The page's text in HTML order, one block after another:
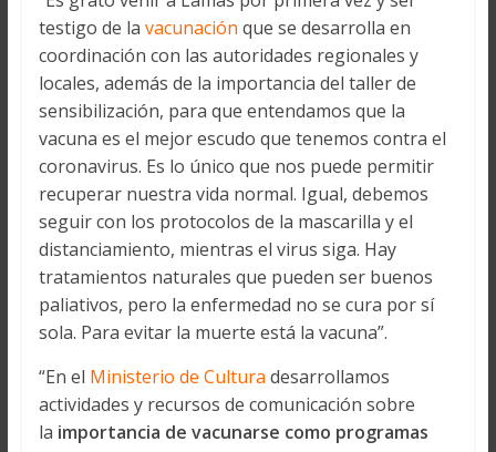
testigo de la vacunación que se desarrolla en
coordinación con las autoridades regionales y
locales, además de la importancia del taller de
sensibilización, para que entendamos que la
vacuna es el mejor escudo que tenemos contra el
coronavirus. Es lo único que nos puede permitir
recuperar nuestra vida normal. Igual, debemos
seguir con los protocolos de la mascarilla y el
distanciamiento, mientras el virus siga. Hay
tratamientos naturales que pueden ser buenos
paliativos, pero la enfermedad no se cura por sí
sola. Para evitar la muerte está la vacuna”.
“En el Ministerio de Cultura desarrollamos
actividades y recursos de comunicación sobre
la importancia de vacunarse como programas